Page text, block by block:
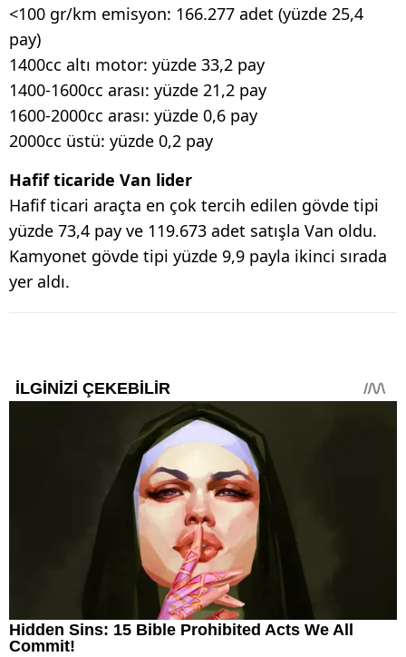
<100 gr/km emisyon: 166.277 adet (yüzde 25,4
pay)
1400cc altı motor: yüzde 33,2 pay
1400-1600cc arası: yüzde 21,2 pay
1600-2000cc arası: yüzde 0,6 pay
2000cc üstü: yüzde 0,2 pay
Hafif ticaride Van lider
Hafif ticari araçta en çok tercih edilen gövde tipi
yüzde 73,4 pay ve 119.673 adet satışla Van oldu.
Kamyonet gövde tipi yüzde 9,9 payla ikinci sırada
yer aldı.